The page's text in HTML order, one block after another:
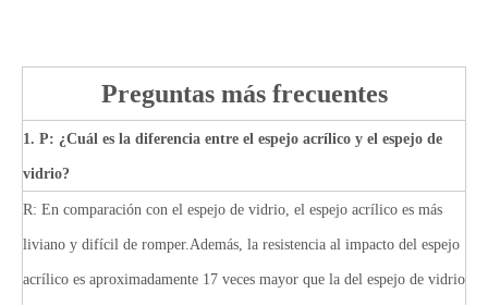
Preguntas más frecuentes
1. P: ¿Cuál es la diferencia entre el espejo acrílico y el espejo de
vidrio?
R: En comparación con el espejo de vidrio, el espejo acrílico es más
liviano y difícil de romper.Además, la resistencia al impacto del espejo
acrílico es aproximadamente 17 veces mayor que la del espejo de vidrio